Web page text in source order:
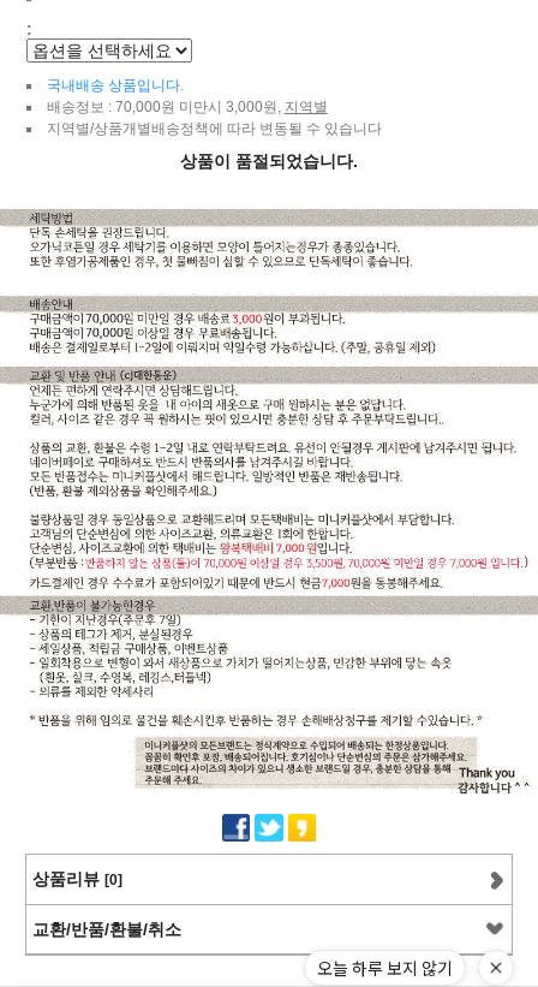
:
국내배송 상품입니다.
배송정보 : 70,000원 미만시 3,000원, 지역별
지역별/상품개별배송정책에 따라 변동될 수 있습니다
상품이 품절되었습니다.
상품리뷰 [0]
교환/반품/환불/취소
오늘 하루 보지 않기